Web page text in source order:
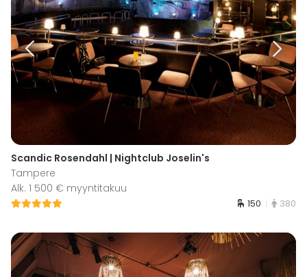
Scandic Rosendahl | Nightclub Joselin's
Tampere
Alk. 1 500 € myyntitakuu
150 380